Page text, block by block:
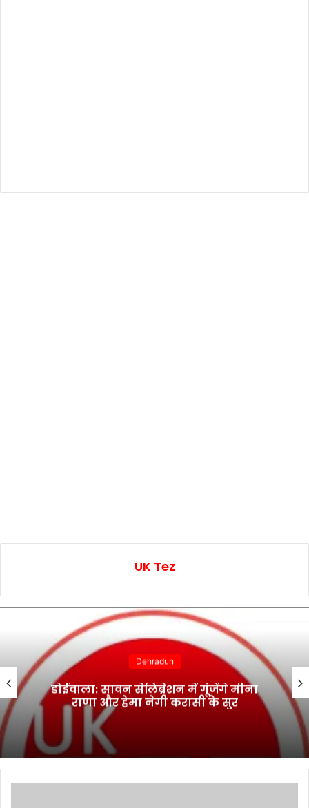
UK Tez
Dehradun
मालदेवता में राहत कार्यों ने पकड़ी रफ्तार,
आवागमन हुआ सुरक्षित